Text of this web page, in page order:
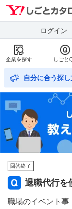
ログイン
企業を探す しごと
自分に合う探
回答終了
退職代行を
職場のイベント事